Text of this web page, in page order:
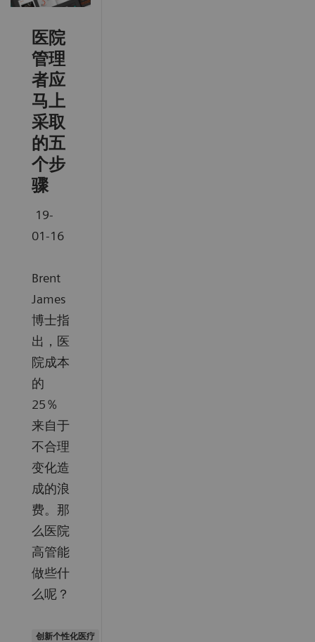
医院
管理
者应
马上
采取
的五
个步
骤
19-
01-16
Brent
James
博⼠指
出，医
院成本
的
25％
来⾃于
不合理
变化造
成的浪
费。那
么医院
⾼管能
做些什
么呢？
创新个性化医疗